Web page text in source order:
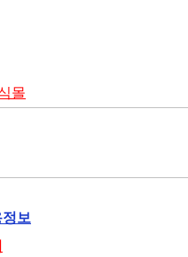
몰
보